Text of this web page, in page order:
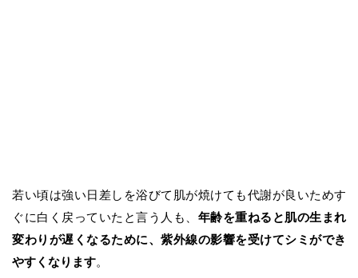
若い頃は強い日差しを浴びて肌が焼けても代謝が良いためす
ぐに白く戻っていたと言う人も、 年齢を重ねると肌の生まれ
変わりが遅くなるために、紫外線の影響を受けてシミができ
やすくなります。